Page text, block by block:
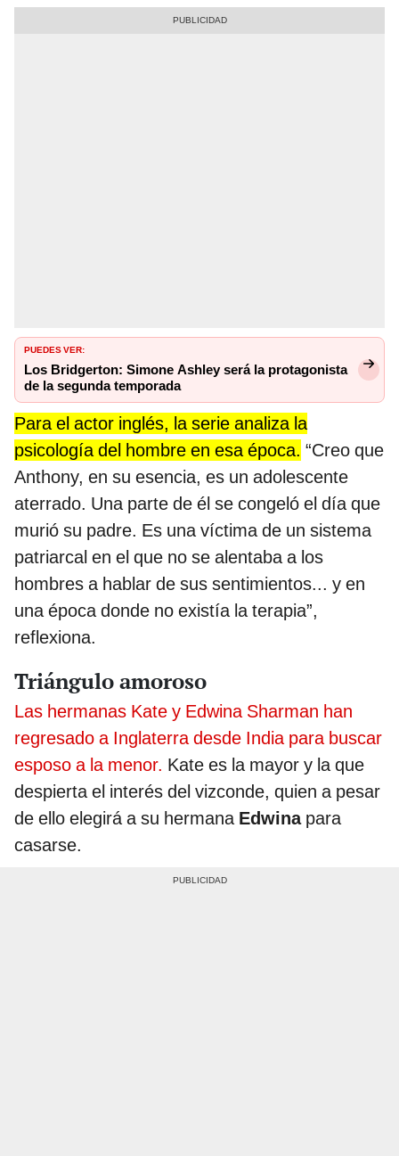
PUEDES VER:
Los Bridgerton: Simone Ashley será la protagonista
de la segunda temporada
Para el actor inglés, la serie analiza la
psicología del hombre en esa época. “Creo que
Anthony, en su esencia, es un adolescente
aterrado. Una parte de él se congeló el día que
murió su padre. Es una víctima de un sistema
patriarcal en el que no se alentaba a los
hombres a hablar de sus sentimientos... y en
una época donde no existía la terapia”,
reflexiona.
Triángulo amoroso
Las hermanas Kate y Edwina Sharman han
regresado a Inglaterra desde India para buscar
esposo a la menor. Kate es la mayor y la que
despierta el interés del vizconde, quien a pesar
de ello elegirá a su hermana Edwinapara
casarse.